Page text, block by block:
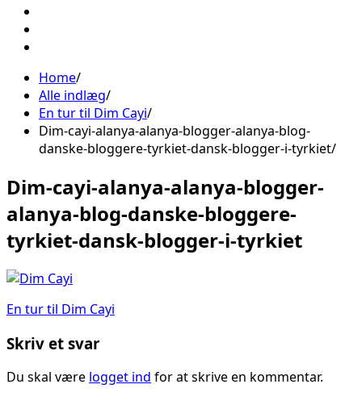
Home
Alle indlæg
En tur til Dim Cayi
Dim-cayi-alanya-alanya-blogger-alanya-blog-
danske-bloggere-tyrkiet-dansk-blogger-i-tyrkiet
Dim-cayi-alanya-alanya-blogger-
alanya-blog-danske-bloggere-
tyrkiet-dansk-blogger-i-tyrkiet
Indlægsnavigation
En tur til Dim Cayi
Skriv et svar
Du skal være logget ind for at skrive en kommentar.